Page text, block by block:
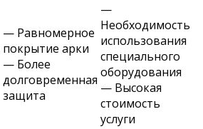
— Равномерное
покрытие арки
— Более
долговременная
защита
—
Необходимость
использования
специального
оборудования
— Высокая
стоимость
услуги